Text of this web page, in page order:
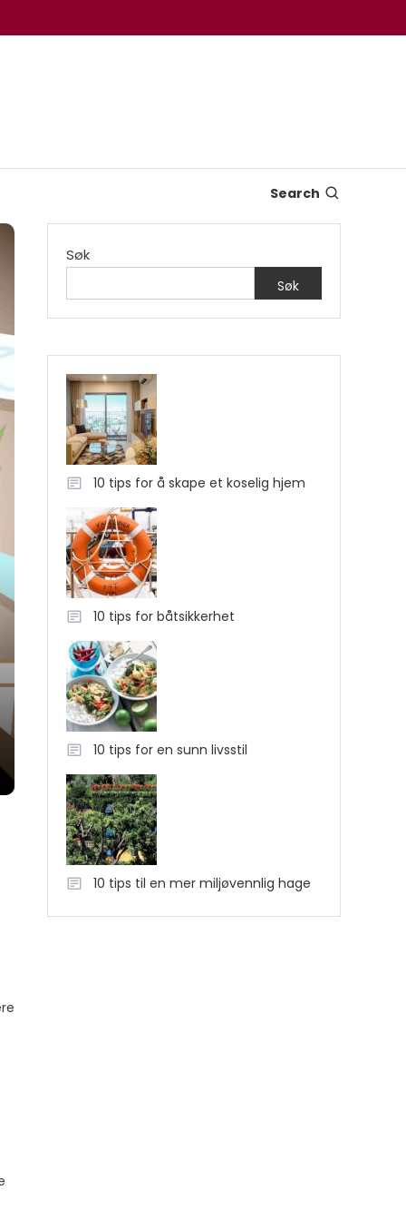
Search
Søk
Søk
10 tips for å skape et koselig hjem
10 tips for båtsikkerhet
10 tips for en sunn livsstil
10 tips til en mer miljøvennlig hage